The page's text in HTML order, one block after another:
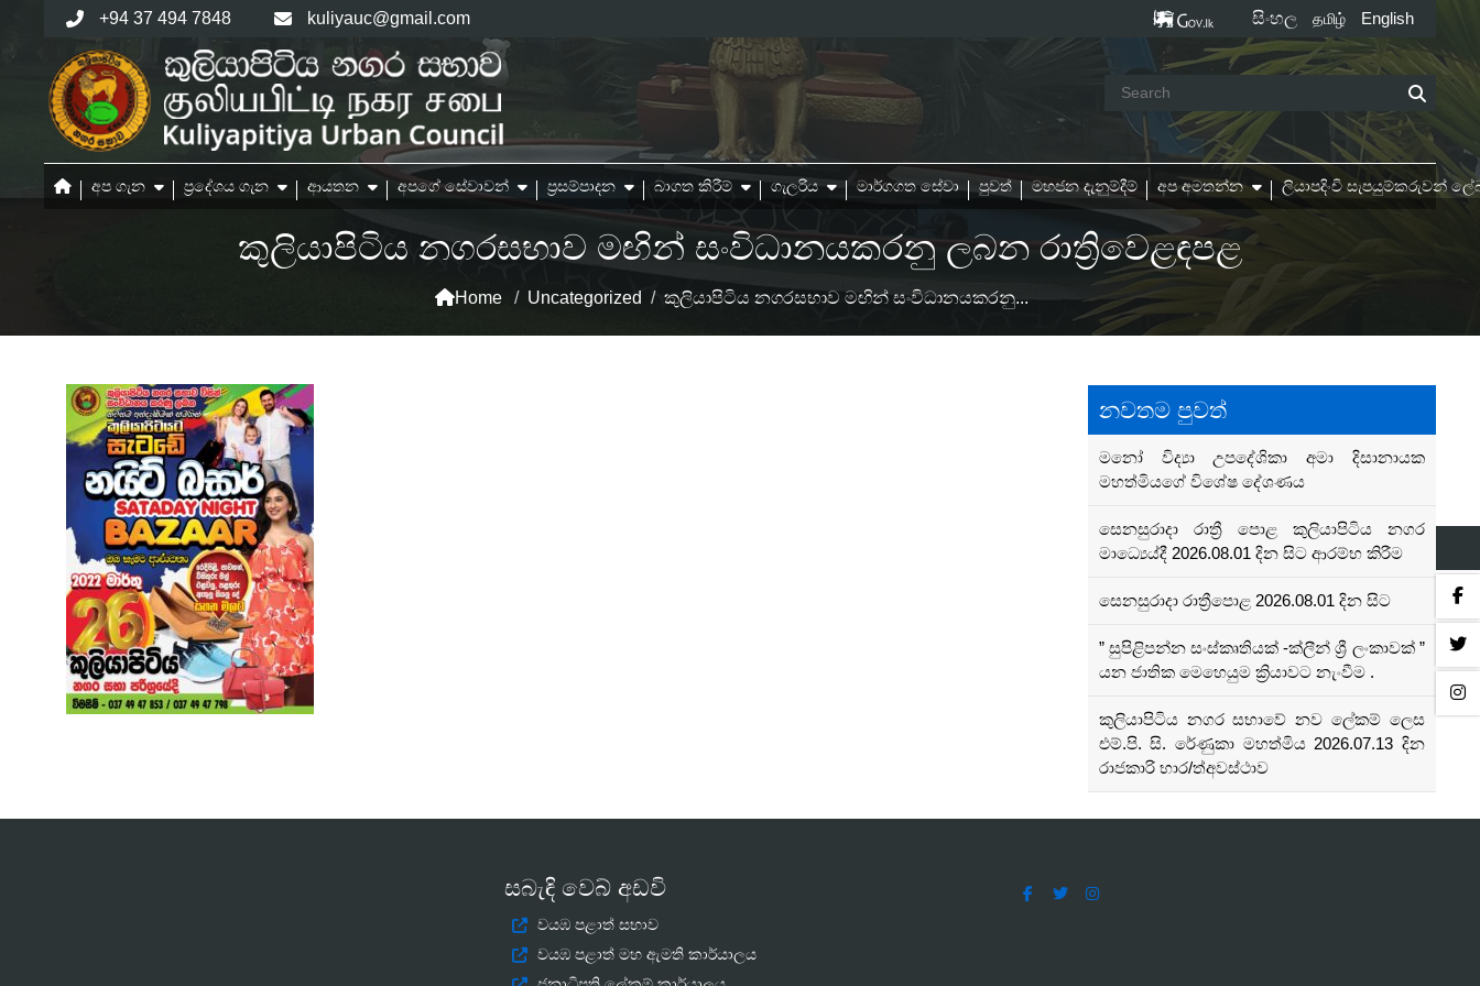
content
+94 37 494 7848 kuliyauc@gmail.com සිංහල தமிழ் English
අප ගැන ප්‍රදේශය ගැන ආයතන අපගේ සේවාවන් ප්‍රසම්පාදන බාගත කිරීම් ගැලරිය මාර්ගගත සේවා පුවත් මහජන දැනුම්දීම් අප අමතන්න ලියාපදිංචි සැපයුම්කරුවන්
කුලියාපිටිය නගරසභාව මඟින් සංවිධානයකරනු ලබන රාත්‍රිවෙළඳපළ
Home / Uncategorized / කුලියාපිටිය නගරසභාව මඟින් සංවිධානයකරනු...
නවතම පුවත්
මනෝ විද්‍යා උපදේශිකා අමා දිසානායක
මහත්මියගේ විශේෂ‍ දේශණය
සෙනසුරාදා රාත්‍රී පොළ කුලියාපිටිය නගර
මාධ්‍යෙය්දී 2026.08.01 දින සිට ආරම්භ කිරීම
සෙනසුරාදා රාත්‍රීපොළ 2026.08.01 දින සිට
” සුපිළිපන්න සංස්කෘතියක් -ක්ලීන් ශ්‍රී ලංකාවක් ”
යන ජාතික මෙහෙයුම ක්‍රියාවට නැංවීම .
කුලියාපිටිය නගර සභාවේ නව ලේකම් ලෙස
එම්.පි. සි. රේණුකා මහත්මිය 2026.07.13 දින
රාජකාරි භාර/ත්අවස්ථාව
සබැඳි වෙබ් අඩවි
වයඹ පළාත් සභාව
වයඹ පළාත් මහ ඇමති කාර්යාලය